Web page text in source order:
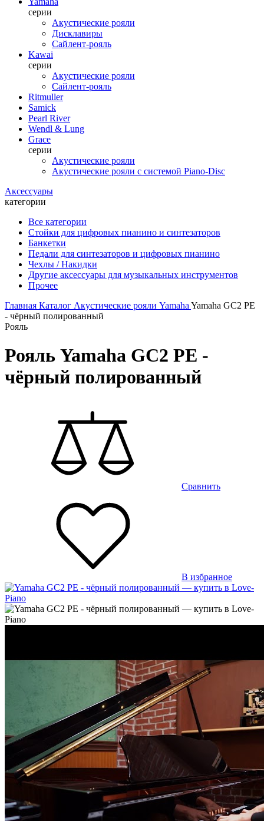
серии
Акустические рояли
Дисклавиры
Сайлент-рояль
Kawai
серии
Акустические рояли
Сайлент-рояль
Ritmuller
Samick
Pearl River
Wendl & Lung
Grace
серии
Акустические рояли
Акустические рояли с системой Piano-Disc
Аксессуары
категории
Все категории
Стойки для цифровых пианино и синтезаторов
Банкетки
Педали для синтезаторов и цифровых пианино
Чехлы / Накидки
Другие аксессуары для музыкальных инструментов
Прочее
Главная Каталог Акустические рояли Yamaha Yamaha GC2 PE
- чёрный полированный
Рояль
Рояль Yamaha GC2 PE -
чёрный полированный
Сравнить
В избранное